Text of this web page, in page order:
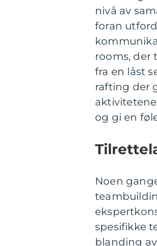
nivå av
foran
rooms, der
fra en låst
rafting der
og gi en
Noen
spesifikke
blanding